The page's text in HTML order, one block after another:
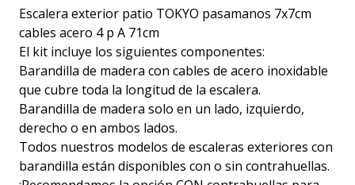
Escalera exterior patio TOKYO pasamanos 7x7cm
cables acero 4 p A 71cm
El kit incluye los siguientes componentes:
Barandilla de madera con cables de acero inoxidable
que cubre toda la longitud de la escalera.
Barandilla de madera solo en un lado, izquierdo,
derecho o en ambos lados.
Todos nuestros modelos de escaleras exteriores con
barandilla están disponibles con o sin contrahuellas.